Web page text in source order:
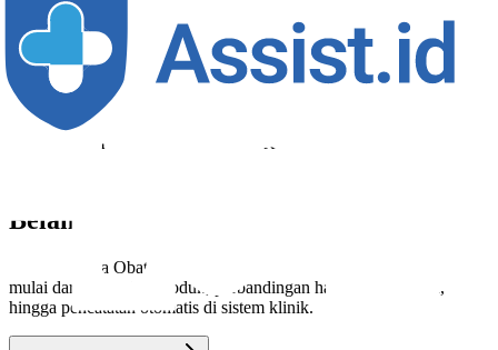
dari mitra resmi GPOS B2B tanpa keluar dari ekosistem Assist.id.
Semua transaksi otomatis tersinkron dengan modul stok dan
akuntansi klinik.
Hubungi Kami Sekarang
SOLUSI BELANJA OBAT KLINIK
Belanja Obat, Ada di Satu Platform
Assist Belanja Obat mempermudah seluruh proses pengadaan obat,
mulai dari pencarian produk, perbandingan harga, pemesanan,
hingga pencatatan otomatis di sistem klinik.